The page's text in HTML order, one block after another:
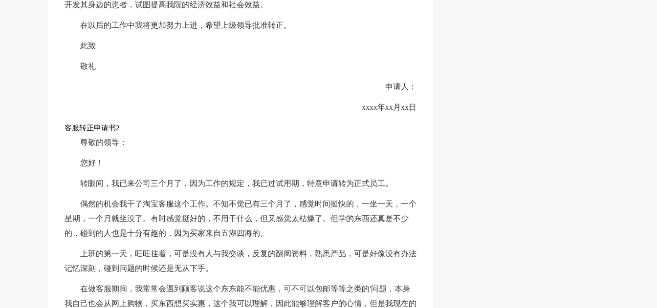
开发其身边的患者，试图提高我院的经济效益和社会效益。
在以后的工作中我将更加努力上进，希望上级领导批准转正。
此致
敬礼
申请人：
xxxx年xx月xx日
客服转正申请书2
尊敬的领导：
您好！
转眼间，我已来公司三个月了，因为工作的规定，我已过试用期，特意申请转为正式员工。
偶然的机会我干了淘宝客服这个工作。不知不觉已有三个月了，感觉时间挺快的，一坐一天，一个
星期，一个月就坐没了。有时感觉挺好的，不用干什么，但又感觉太枯燥了。但学的东西还真是不少
的，碰到的人也是十分有趣的，因为买家来自五湖四海的。
上班的第一天，旺旺挂着，可是没有人与我交谈，反复的翻阅资料，熟悉产品，可是好像没有办法
记忆深刻，碰到问题的时候还是无从下手。
在做客服期间，我常常会遇到顾客说这个东东能不能优惠，可不可以包邮等等之类的'问题，本身
我自己也会从网上购物，买东西想买实惠，这个我可以理解，因此能够理解客户的心情，但是我现在的